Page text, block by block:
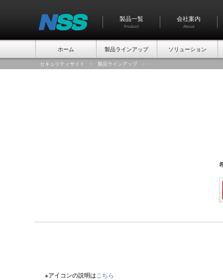
製品一覧
Product
会社案内
About
ホーム 製品ラインアップ ソリューション
セキュリティサイト > 製品ラインアップ >
※アイコンの説明はこちら